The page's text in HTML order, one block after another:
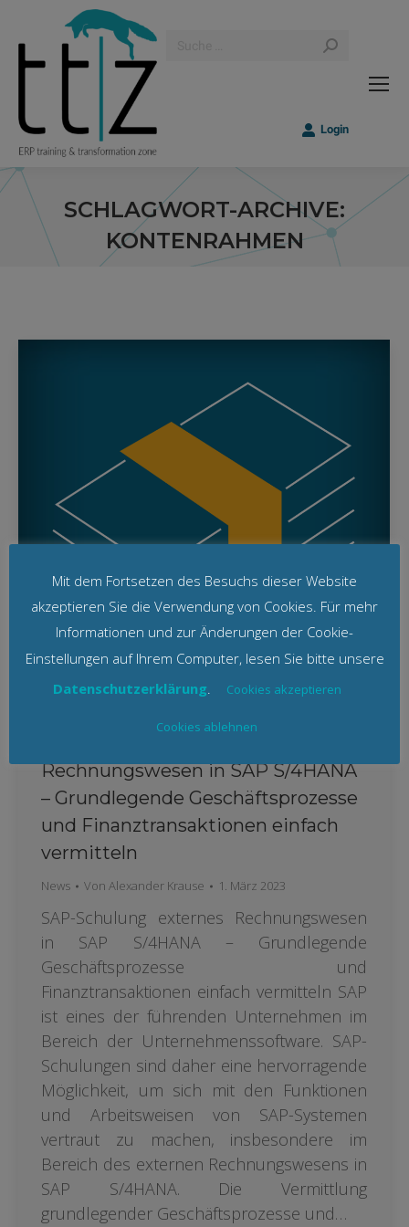
Login
SCHLAGWORT-ARCHIVE:
KONTENRAHMEN
Sie befinden sich hier:
Rechnungswesen in SAP S/4HANA
– Grundlegende Geschäftsprozesse
und Finanztransaktionen einfach
vermitteln
News Von Alexander Krause 1. März 2023
SAP-Schulung externes Rechnungswesen
in SAP S/4HANA – Grundlegende
Geschäftsprozesse und
Finanztransaktionen einfach vermitteln SAP
ist eines der führenden Unternehmen im
Bereich der Unternehmenssoftware. SAP-
Schulungen sind daher eine hervorragende
Möglichkeit, um sich mit den Funktionen
und Arbeitsweisen von SAP-Systemen
vertraut zu machen, insbesondere im
Bereich des externen Rechnungswesens in
SAP S/4HANA. Die Vermittlung
grundlegender Geschäftsprozesse und…
Mit dem Fortsetzen des Besuchs dieser Website
akzeptieren Sie die Verwendung von Cookies. Für mehr
Informationen und zur Änderungen der Cookie-
Einstellungen auf Ihrem Computer, lesen Sie bitte unsere
Datenschutzerklärung
Cookies akzeptieren
Cookies ablehnen